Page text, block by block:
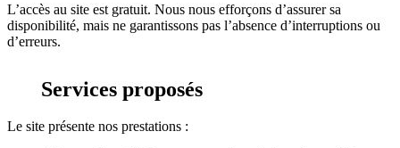
L’accès au site est gratuit. Nous nous efforçons d’assurer sa
disponibilité, mais ne garantissons pas l’absence d’interruptions ou
d’erreurs.
Services proposés
Le site présente nos prestations :